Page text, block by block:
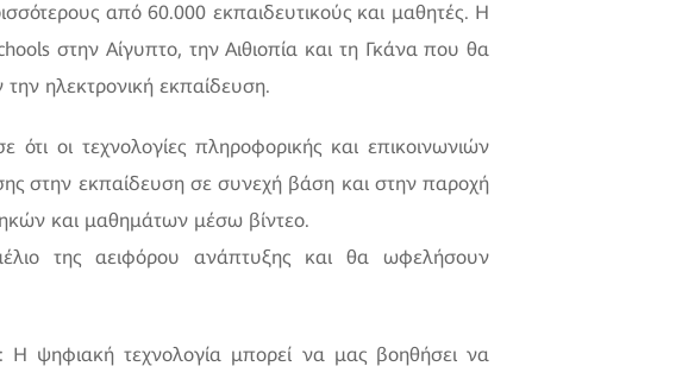
από 60.000 εκπαιδευτικούς και μαθητές. Η
στην Αίγυπτο, την Αιθιοπία και τη Γκάνα που θα
την ηλεκτρονική εκπαίδευση.
οι τεχνολογίες πληροφορικής και επικοινωνιών
στην εκπαίδευση σε συνεχή βάση και στην παροχή
και μαθημάτων μέσω βίντεο.
της αειφόρου ανάπτυξης και θα ωφελήσουν
ψηφιακή τεχνολογία μπορεί να μας βοηθήσει να